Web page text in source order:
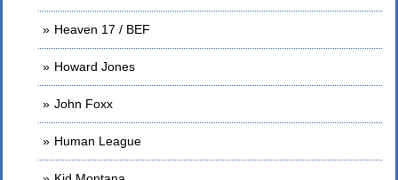
Heaven 17 / BEF
Howard Jones
John Foxx
Human League